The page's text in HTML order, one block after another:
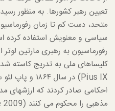
تعیین رهبر کشورها. به منظور
متحد، دست کم تا زمان
سیاسی و معنویش استفاده
رفورماسیون به رهبری مارتین
احکامی صادر کردند که ارزشهای
مذهبی را محکوم می کنند (Hertzke 2009).